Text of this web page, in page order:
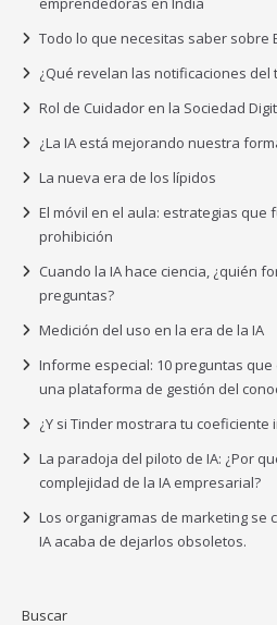
Todo lo que necesitas saber sobre
¿Qué revelan las notificaciones del
Rol de Cuidador en la Sociedad
¿La IA está mejorando nuestra
La nueva era de los lípidos
El móvil en el aula: estrategias que
prohibición
Cuando la IA hace ciencia, ¿quién
preguntas?
Medición del uso en la era de la IA
Informe especial: 10 preguntas
una plataforma de gestión del
¿Y si Tinder mostrara tu coeficiente
La paradoja del piloto de IA: ¿Por
complejidad de la IA empresarial?
Los organigramas de marketing se
IA acaba de dejarlos obsoletos.
Buscar